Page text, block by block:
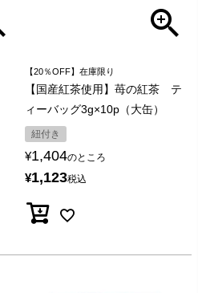
【20％OFF】在庫限り
【国産紅茶使用】苺の紅茶 テ
ィーバッグ3g×10p（大缶）
紐付き
¥1,404のところ
¥1,123税込